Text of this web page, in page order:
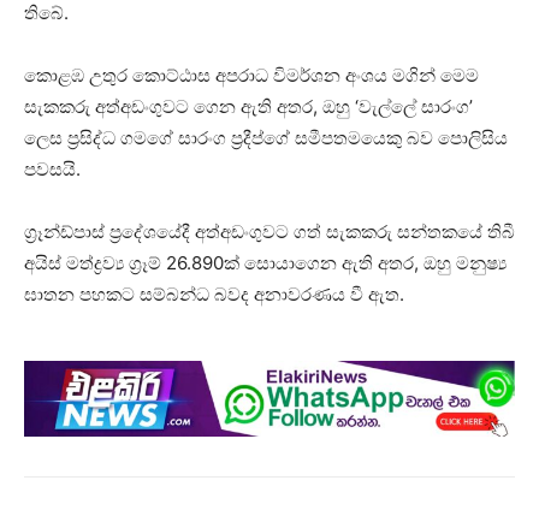
තිබේ.
කොළඹ උතුර කොට්ඨාස අපරාධ විමර්ශන අංශය මගින් මෙම
සැකකරු අත්අඩංගුවට ගෙන ඇති අතර, ඔහු ‘වැල්ලේ සාරංග’
ලෙස ප‍්‍රසිද්ධ ගමගේ සාරංග ප්‍රදීප්ගේ සමීපතමයෙකු බව පොලිසිය
පවසයි.
ග්‍රෑන්ඩ්පාස් ප්‍රදේශයේදී අත්අඩංගුවට ගත් සැකකරු සන්තකයේ තිබී
අයිස් මත්ද්‍රව්‍ය ග්‍රෑම් 26.890ක් සොයාගෙන ඇති අතර, ඔහු මනුෂ්‍ය
ඝාතන පහකට සම්බන්ධ බවද අනාවරණය වී ඇත.